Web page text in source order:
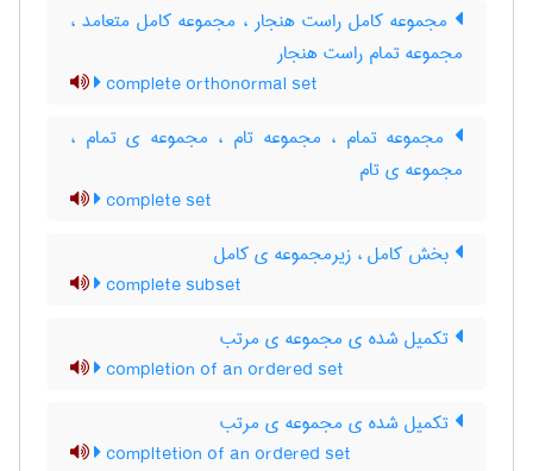
مجموعه کامل راست هنجار ، مجموعه کامل متعامد ،
مجموعه تمام راست هنجار
complete orthonormal set
مجموعه تمام ، مجموعه تام ، مجموعه ی تمام ،
مجموعه ی تام
complete set
بخش کامل ، زیرمجموعه ی کامل
complete subset
تکمیل شده ی مجموعه ی مرتب
completion of an ordered set
تکمیل شده ی مجموعه ی مرتب
compltetion of an ordered set